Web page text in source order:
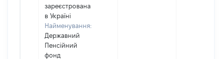
зареєстрована
в Україні
Найменування:
Державний
Пенсійний
фонд